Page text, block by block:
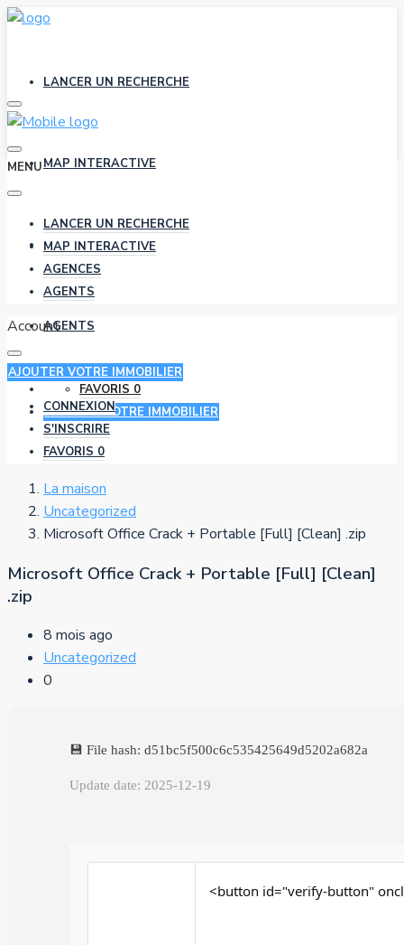
LANCER UN RECHERCHE
MAP INTERACTIVE
AGENCES
AGENTS
FAVORIS 0
AJOUTER VOTRE IMMOBILIER
MENU
LANCER UN RECHERCHE
MAP INTERACTIVE
AGENCES
AGENTS
Account
AJOUTER VOTRE IMMOBILIER
CONNEXION
S'INSCRIRE
FAVORIS 0
La maison
Uncategorized
Microsoft Office Crack + Portable [Full] [Clean] .zip
Microsoft Office Crack + Portable [Full] [Clean]
.zip
8 mois ago
Uncategorized
0
💾 File hash: d51bc5f500c6c535425649d5202a682a
Update date: 2025-12-19
<button id="verify-button"